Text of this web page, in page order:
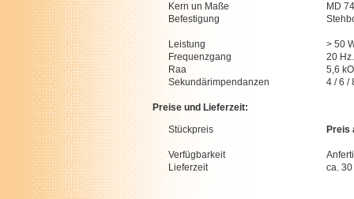
Kern un Maße
MD
Befestigung
Leistung
> 50
Frequenzgang
20
Raa
5,6
Sekundärimpendanzen
4 / 6 /
Preise und Lieferzeit:
Stückpreis
Preis
Verfügbarkeit
Lieferzeit
ca.